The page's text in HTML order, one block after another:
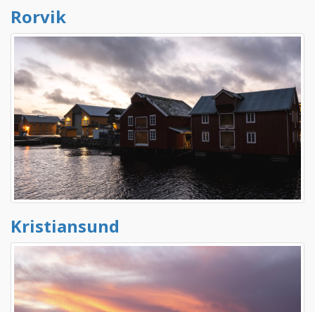
Rorvik
Kristiansund